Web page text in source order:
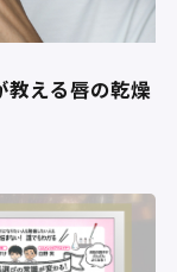
教える唇の乾燥